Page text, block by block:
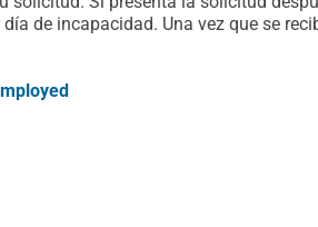
de incapacidad. Una vez que se